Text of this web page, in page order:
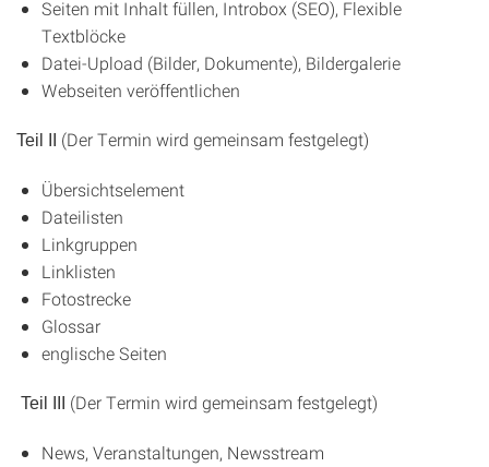
Seiten mit Inhalt füllen, Introbox (SEO), Flexible
Textblöcke
Datei-Upload (Bilder, Dokumente), Bildergalerie
Webseiten veröffentlichen
Teil II (Der Termin wird gemeinsam festgelegt)
Übersichtselement
Dateilisten
Linkgruppen
Linklisten
Fotostrecke
Glossar
englische Seiten
Teil III (Der Termin wird gemeinsam festgelegt)
News, Veranstaltungen, Newsstream